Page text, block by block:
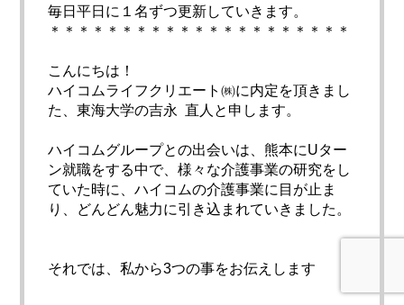
毎日平日に１名ずつ更新していきます。
＊＊＊＊＊＊＊＊＊＊＊＊＊＊＊＊＊＊＊＊＊
こんにちは！
ハイコムライフクリエート㈱に内定を頂きまし
た、東海大学の吉永 直人と申します。
ハイコムグループとの出会いは、熊本にUター
ン就職をする中で、様々な介護事業の研究をし
ていた時に、ハイコムの介護事業に目が止ま
り、 どんどん魅力に引き込まれていきました。
それでは、私から3つの事をお伝えします